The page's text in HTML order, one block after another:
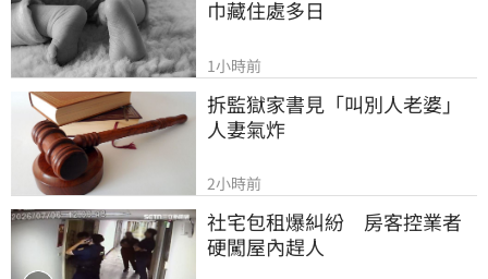
巾藏住處多日
1小時前
拆監獄家書見「叫別人老婆」
人妻氣炸
2小時前
社宅包租爆糾紛　房客控業者
硬闖屋內趕人